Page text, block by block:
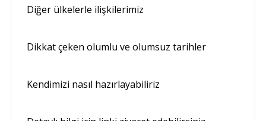
Diğer ülkelerle ilişkilerimiz
Dikkat çeken olumlu ve olumsuz tarihler
Kendimizi nasıl hazırlayabiliriz